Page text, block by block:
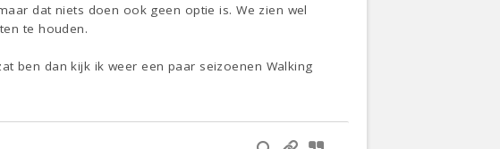
dat niets doen ook geen optie is. We zien wel
te houden.
ben dan kijk ik weer een paar seizoenen Walking